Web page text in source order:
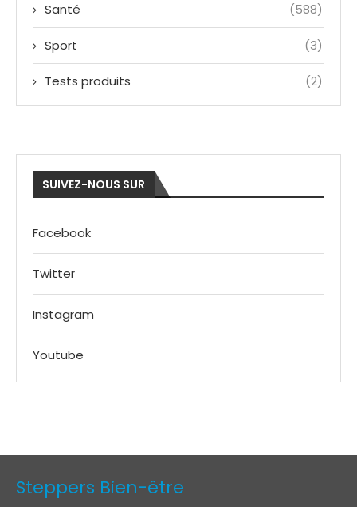
Santé (588)
Sport (3)
Tests produits (2)
SUIVEZ-NOUS SUR
Facebook
Twitter
Instagram
Youtube
Steppers Bien-être